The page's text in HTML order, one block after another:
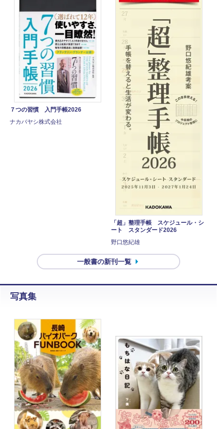
７つの習慣 入門手帳2026
ナカバヤシ株式会社
「超」整理手帳 スケジュール・シ
ート スタンダード2026
野口悠紀雄
一般書の新刊一覧
写真集